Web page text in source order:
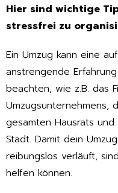
Hier sind wichtige
stressfrei zu
Ein Umzug kann eine
anstrengende
beachten, wie z.B. das
Umzugsunternehmens,
gesamten Hausrats
Stadt. Damit dein
reibungslos verläuft,
helfen können.